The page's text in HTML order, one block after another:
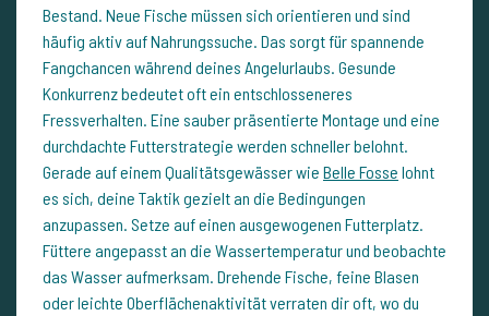
Bestand. Neue Fische müssen sich orientieren und sind
häufig aktiv auf Nahrungssuche. Das sorgt für spannende
Fangchancen während deines Angelurlaubs. Gesunde
Konkurrenz bedeutet oft ein entschlosseneres
Fressverhalten. Eine sauber präsentierte Montage und eine
durchdachte Futterstrategie werden schneller belohnt.
Gerade auf einem Qualitätsgewässer wie Belle Fosse lohnt
es sich, deine Taktik gezielt an die Bedingungen
anzupassen. Setze auf einen ausgewogenen Futterplatz.
Füttere angepasst an die Wassertemperatur und beobachte
das Wasser aufmerksam. Drehende Fische, feine Blasen
oder leichte Oberflächenaktivität verraten dir oft, wo du